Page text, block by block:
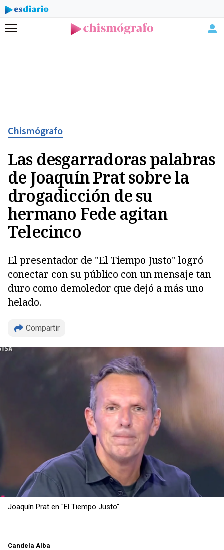
Menú
Chismógrafo
Las desgarradoras palabras
de Joaquín Prat sobre la
drogadicción de su
hermano Fede agitan
Telecinco
El presentador de "El Tiempo Justo" logró
conectar con su público con un mensaje tan
duro como demoledor que dejó a más uno
helado.
Compartir
Copiar
Joaquín Prat en "El Tiempo Justo".
Candela Alba